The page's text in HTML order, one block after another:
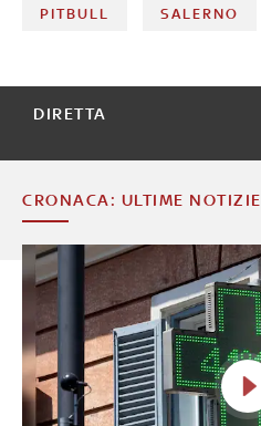
PITBULL SALERNO
DIRETTA
CRONACA: ULTIME NOTIZIE